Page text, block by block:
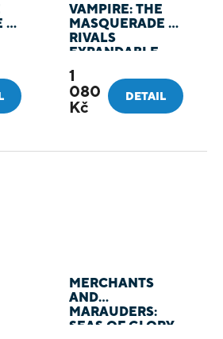
-
VAMPIRE: THE
MASQUERADE –
RIVALS
EXPANDABLE
CARD GAME
1
080
Kč
DETAIL
MERCHANTS
AND
MARAUDERS:
SEAS OF GLORY